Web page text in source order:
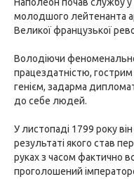
молодшого лейтенанта
Великої французької
Володіючи
працездатністю,
генієм, задарма
до себе людей.
У листопаді 1799 року
результаті якого став
руках з часом фактично
проголошений